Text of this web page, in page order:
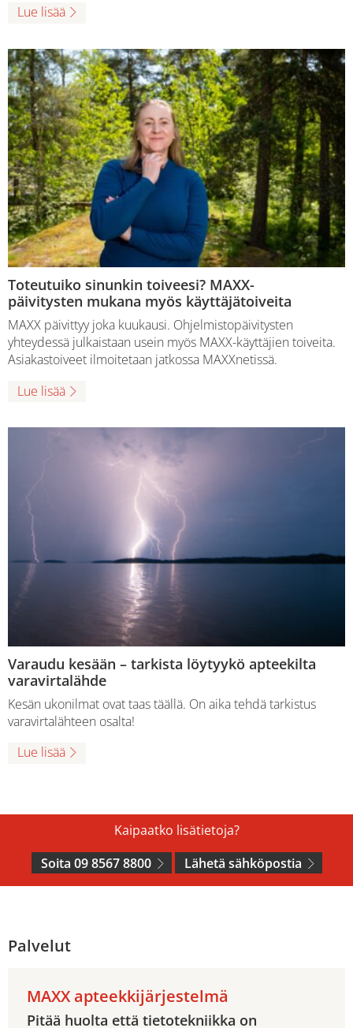
Lue lisää
Toteutuiko sinunkin toiveesi? MAXX-
päivitysten mukana myös käyttäjätoiveita
MAXX päivittyy joka kuukausi. Ohjelmistopäivitysten
yhteydessä julkaistaan usein myös MAXX-käyttäjien toiveita.
Asiakastoiveet ilmoitetaan jatkossa MAXXnetissä.
Lue lisää
Varaudu kesään – tarkista löytyykö apteekilta
varavirtalähde
Kesän ukonilmat ovat taas täällä. On aika tehdä tarkistus
varavirtalähteen osalta!
Lue lisää
Kaipaatko lisätietoja?
Soita 09 8567 8800
Lähetä sähköpostia
Palvelut
MAXX apteekkijärjestelmä
Pitää huolta että tietotekniikka on